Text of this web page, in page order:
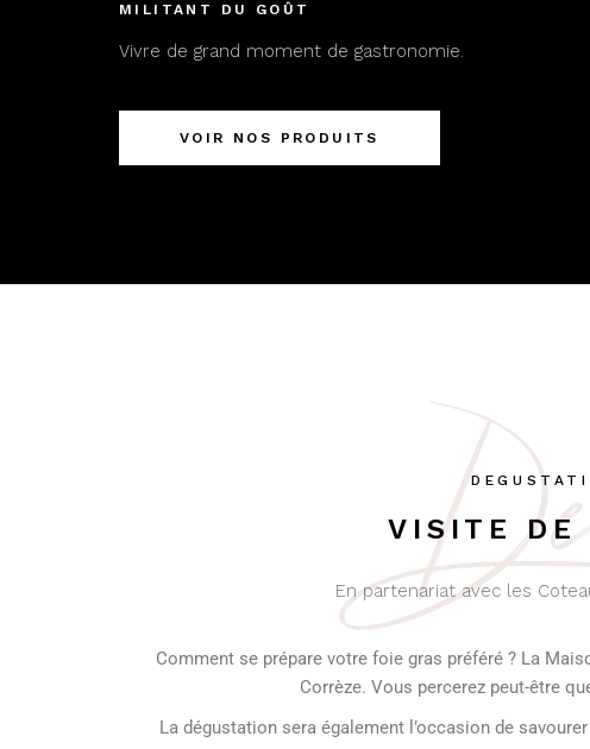
MILITANT DU GOÛT
Vivre de grand moment de gastronomie.
VOIR NOS PRODUITS
VISITE DE
En partenariat avec les
Comment se prépare votre foie gras préféré ? La
Corrèze. Vous percerez peut-être
La dégustation sera également l’occasion de